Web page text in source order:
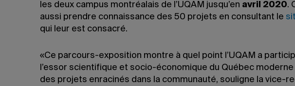
les deux campus montréalais de l’UQAM jusqu’en avril 2020.
aussi prendre connaissance des 50 projets en consultant le
qui leur est consacré.
«Ce parcours-exposition montre à quel point l’UQAM a
l’essor scientifique et socio-économique du Québec moderne
des projets enracinés dans la communauté, souligne la vice-